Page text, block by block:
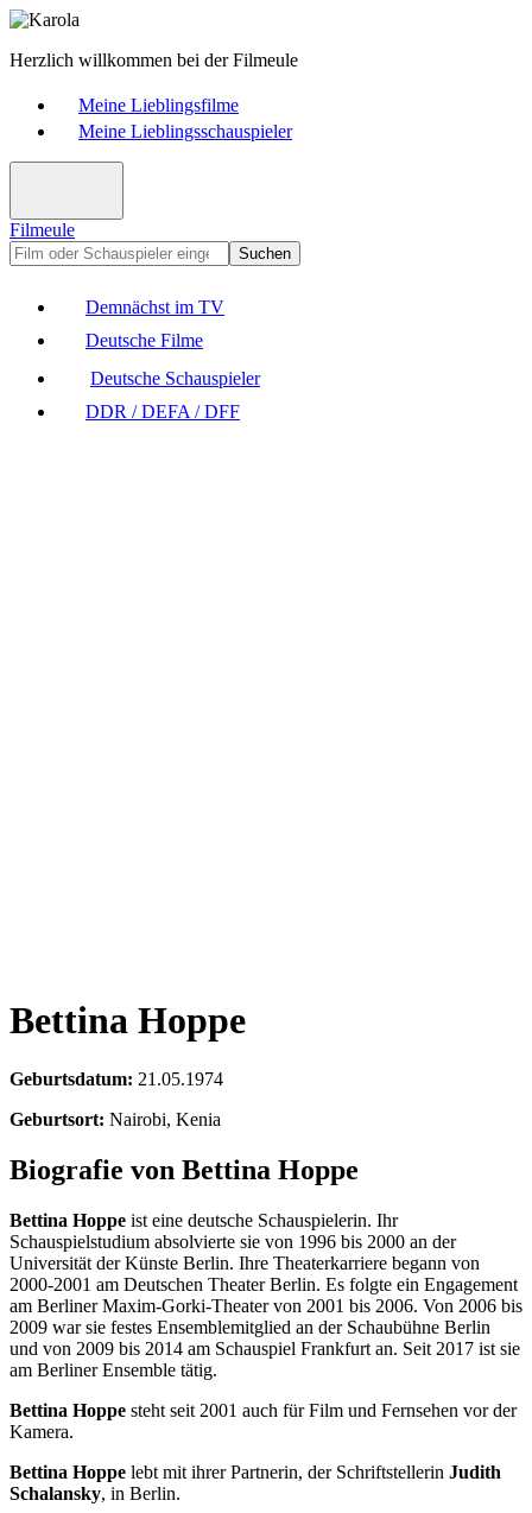
Herzlich willkommen bei der Filmeule
Meine Lieblingsfilme
Meine Lieblingsschauspieler
Filmeule
Suchen
Demnächst im TV
Deutsche Filme
Deutsche Schauspieler
DDR / DEFA / DFF
Bettina Hoppe
Geburtsdatum: 21.05.1974
Geburtsort: Nairobi, Kenia
Biografie von Bettina Hoppe
Bettina Hoppe ist eine deutsche Schauspielerin. Ihr
Schauspielstudium absolvierte sie von 1996 bis 2000 an der
Universität der Künste Berlin. Ihre Theaterkarriere begann von
2000-2001 am Deutschen Theater Berlin. Es folgte ein Engagement
am Berliner Maxim-Gorki-Theater von 2001 bis 2006. Von 2006 bis
2009 war sie festes Ensemblemitglied an der Schaubühne Berlin
und von 2009 bis 2014 am Schauspiel Frankfurt an. Seit 2017 ist sie
am Berliner Ensemble tätig.
Bettina Hoppe steht seit 2001 auch für Film und Fernsehen vor der
Kamera.
Bettina Hoppe lebt mit ihrer Partnerin, der Schriftstellerin Judith
Schalansky, in Berlin.